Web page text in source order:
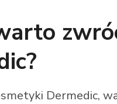
Dermedic,